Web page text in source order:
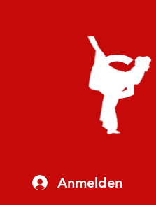
Anmelden